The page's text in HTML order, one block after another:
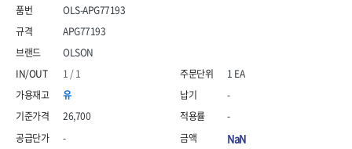
- 핀펀치
- 센타펀치
- 핀펀치세트
- 펀치
- 펀치세트
- 용접용품
- 빠루
OLSON
1 / 1
유
26,700
-
OLS-APG77193
APG77193
1 EA
-
-
NaN